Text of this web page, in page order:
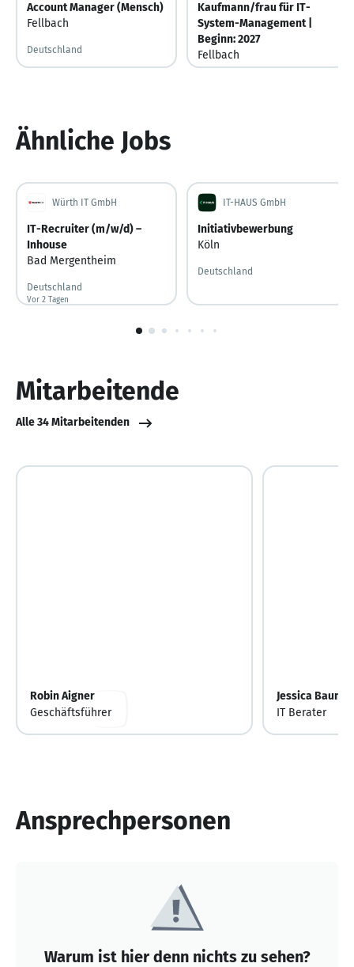
Account Manager (Mensch)
Fellbach
Deutschland
Kaufmann/frau für IT-
System-Management |
Beginn: 2027
Fellbach
Ähnliche Jobs
Würth IT GmbH
IT-Recruiter (m/w/d) –
Inhouse
Bad Mergentheim
Deutschland
Vor 2 Tagen
Vor 2 Tagen veröffentlicht
IT-HAUS GmbH
Initiativbewerbung
Köln
Deutschland
1
Mitarbeitende
Alle 34 Mitarbeitenden
Robin Aigner
Geschäftsführer
Jessica
IT Berater
Ansprechpersonen
Warum ist hier denn nichts zu sehen?